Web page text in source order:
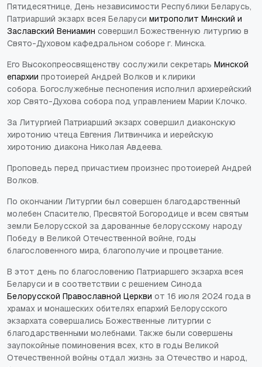
Пятидесятнице, День независимости Республики Беларусь,
Патриарший экзарх всея Беларуси митрополит Минский и
Заславский Вениамин совершил Божественную литургию в
Свято-Духовом кафедральном соборе г. Минска.
Его Высокопреосвященству сослужили секретарь Минской
епархии протоиерей Андрей Волков и клирики
собора. Богослужебные песнопения исполнил архиерейский
хор Свято-Духова собора под управлением Марии Клочко.
За Литургией Патриарший экзарх совершил диаконскую
хиротонию чтеца Евгения Литвинчика и иерейскую
хиротонию диакона Николая Авдеева.
Проповедь перед причастием произнес протоиерей Андрей
Волков.
По окончании Литургии был совершен благодарственный
молебен Спасителю, Пресвятой Богородице и всем святым
земли Белорусской за дарованные белорусскому народу
Победу в Великой Отечественной войне, годы
благословенного мира, благополучие и процветание.
В этот день по благословению Патриаршего экзарха всея
Беларуси и в соответствии с решением Синода
Белорусской Православной Церкви от 16 июля 2024 года в
храмах и монашеских обителях епархий Белорусского
экзархата совершались Божественные литургии с
благодарственными молебнами. Также были совершены
заупокойные поминовения всех, кто в годы Великой
Отечественной войны отдал жизнь за Отечество и народ,